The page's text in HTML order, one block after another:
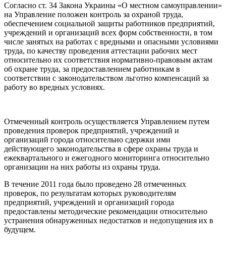
Согласно ст. 34 Закона Украины «О местном самоуправлении»
на Управление положен контроль за охраной труда,
обеспечением социальной защиты работников предприятий,
учреждений и организаций всех форм собственности, в том
числе занятых на работах с вредными и опасными условиями
труда, по качеству проведения аттестации рабочих мест
относительно их соответствия нормативно-правовым актам
об охране труда, за предоставлением работникам в
соответствии с законодательством льготно компенсаций за
работу во вредных условиях.
Отмеченный контроль осуществляется Управлением путем
проведения проверок предприятий, учреждений и
организаций города относительно сдержки ими
действующего законодательства в сфере охраны труда и
ежеквартального и ежегодного мониторинга относительно
организации на них работы из охраны труда.
В течение 2011 года было проведено 28 отмеченных
проверок, по результатам которых руководителям
предприятий, учреждений и организаций города
предоставлены методические рекомендации относительно
устранения обнаруженных недостатков и недопущения их в
будущем.